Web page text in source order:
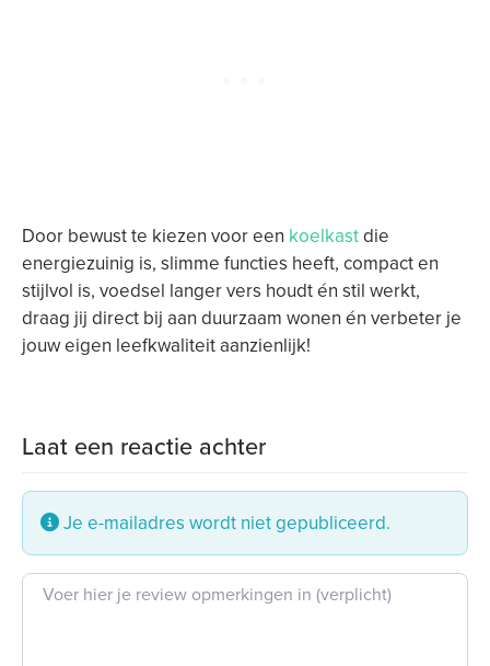
Door bewust te kiezen voor een koelkastdie
energiezuinig is, slimme functies heeft, compact en
stijlvol is, voedsel langer vers houdt én stil werkt,
draag jij direct bij aan duurzaam wonen én verbeter je
jouw eigen leefkwaliteit aanzienlijk!
Laat een reactie achter
Je e-mailadres wordt niet gepubliceerd.
Beoordeling tekst